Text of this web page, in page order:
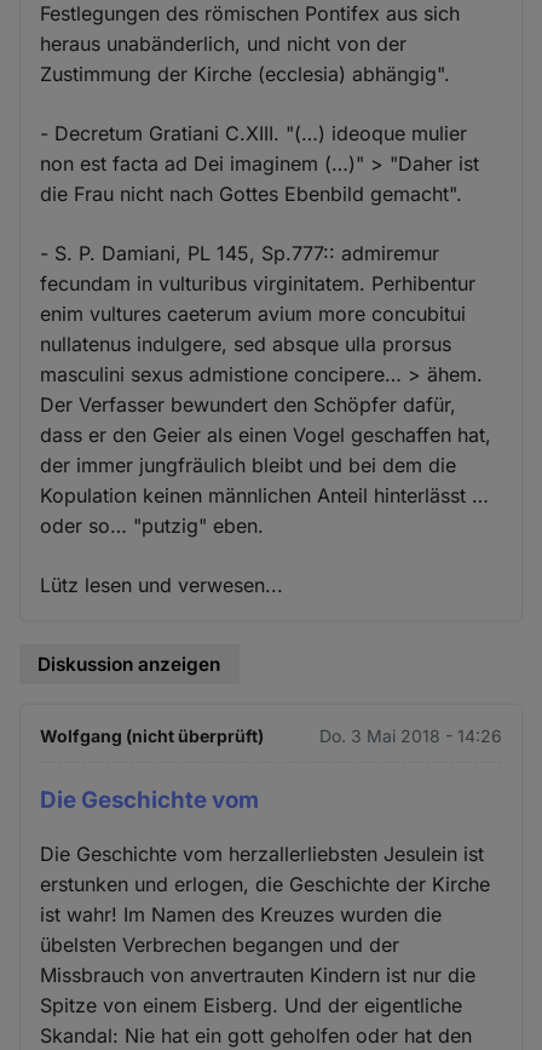
Festlegungen des römischen Pontifex aus sich
heraus unabänderlich, und nicht von der
Zustimmung der Kirche (ecclesia) abhängig".
- Decretum Gratiani C.XIII. "(…) ideoque mulier
non est facta ad Dei imaginem (…)" > "Daher ist
die Frau nicht nach Gottes Ebenbild gemacht".
- S. P. Damiani, PL 145, Sp.777:: admiremur
fecundam in vulturibus virginitatem. Perhibentur
enim vultures caeterum avium more concubitui
nullatenus indulgere, sed absque ulla prorsus
masculini sexus admistione concipere… > ähem.
Der Verfasser bewundert den Schöpfer dafür,
dass er den Geier als einen Vogel geschaffen hat,
der immer jungfräulich bleibt und bei dem die
Kopulation keinen männlichen Anteil hinterlässt …
oder so… "putzig" eben.
Lütz lesen und verwesen...
Diskussion anzeigen
Wolfgang (nicht überprüft) Do. 3 Mai 2018 - 14:26
Die Geschichte vom
Die Geschichte vom herzallerliebsten Jesulein ist
erstunken und erlogen, die Geschichte der Kirche
ist wahr! Im Namen des Kreuzes wurden die
übelsten Verbrechen begangen und der
Missbrauch von anvertrauten Kindern ist nur die
Spitze von einem Eisberg. Und der eigentliche
Skandal: Nie hat ein gott geholfen oder hat den